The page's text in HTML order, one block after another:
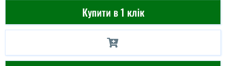
Купити в 1 клік